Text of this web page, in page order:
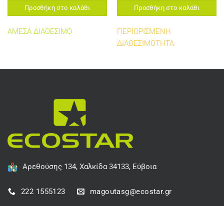
Προσθήκη στο καλάθι
ΑΜΕΣΑ ΔΙΑΘΕΣΙΜΟ
Προσθήκη στο καλάθι
ΠΕΡΙΟΡΙΣΜΕΝΗ
ΔΙΑΘΕΣΙΜΟΤΗΤΑ
Αρεθούσης 134, Χαλκίδα 34133, Εύβοια
222 1555123 magoutasg@ecostar.gr